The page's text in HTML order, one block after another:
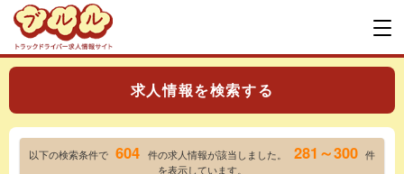
求人情報を検索する
以下の検索条件で 604 件の求人情報が該当しました。 281～300 件
を表示しています。